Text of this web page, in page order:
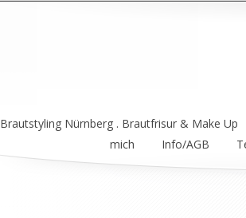
Brautstyling Nürnberg . Brautfrisur & Make Up
mich
Info/AGB